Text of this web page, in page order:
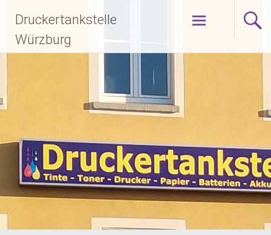
Inhalt
springen
Druckertankstelle
Würzburg